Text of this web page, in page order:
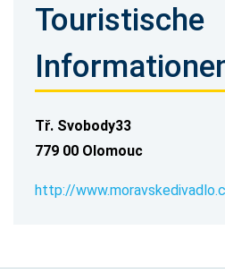
Touristische
Tř. Svobody33
779 00 Olomouc
http://